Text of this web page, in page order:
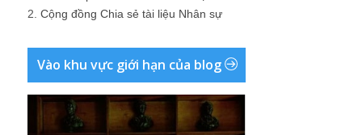
2. Cộng đồng Chia sẻ tài liệu Nhân sự
Vào khu vực giới hạn của blog